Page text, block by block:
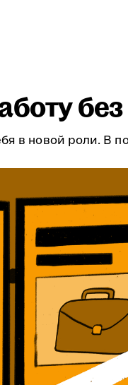
в новой роли. В